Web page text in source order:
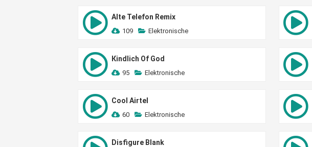
Alte Telefon Remix
109 Elektronische
Кindlich Of God
95 Elektronische
Cool Airtel
60 Elektronische
Disfigure Blank